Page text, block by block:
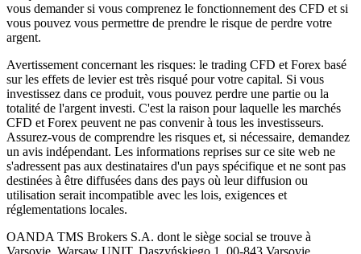
vous demander si vous comprenez le fonctionnement des CFD et si
vous pouvez vous permettre de prendre le risque de perdre votre
argent.
Avertissement concernant les risques: le trading CFD et Forex basé
sur les effets de levier est très risqué pour votre capital. Si vous
investissez dans ce produit, vous pouvez perdre une partie ou la
totalité de l'argent investi. C'est la raison pour laquelle les marchés
CFD et Forex peuvent ne pas convenir à tous les investisseurs.
Assurez-vous de comprendre les risques et, si nécessaire, demandez
un avis indépendant. Les informations reprises sur ce site web ne
s'adressent pas aux destinataires d'un pays spécifique et ne sont pas
destinées à être diffusées dans des pays où leur diffusion ou
utilisation serait incompatible avec les lois, exigences et
réglementations locales.
OANDA TMS Brokers S.A. dont le siège social se trouve à
Varsovie, Warsaw UNIT, Daszyńskiego 1, 00-843 Varsovie,